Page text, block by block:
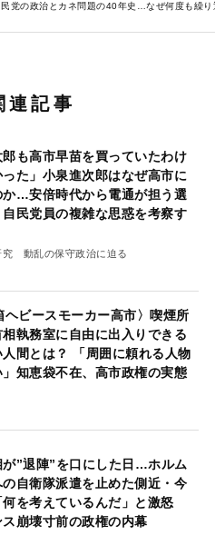
民党の政治とカネ問題の40年史…なぜ何度も繰
連記事
郎も高市早苗を買っていたわけ
た」小泉進次郎はなぜ高市に
か…安倍時代から電通が担う選
民党員の複雑な思惑を考察す
究 動乱の保守政治に迫る
ヘビースモーカー高市〉喫煙所
執務室に自由に出入りできる
間とは？ 「周囲に頼れる人物
知恵袋不在、高市政権の実態
が”退陣”を口にした日…ホルム
の自衛隊派遣を止めた側近・今
何を考えているんだ」と激怒
崩壊寸前の政権の内幕